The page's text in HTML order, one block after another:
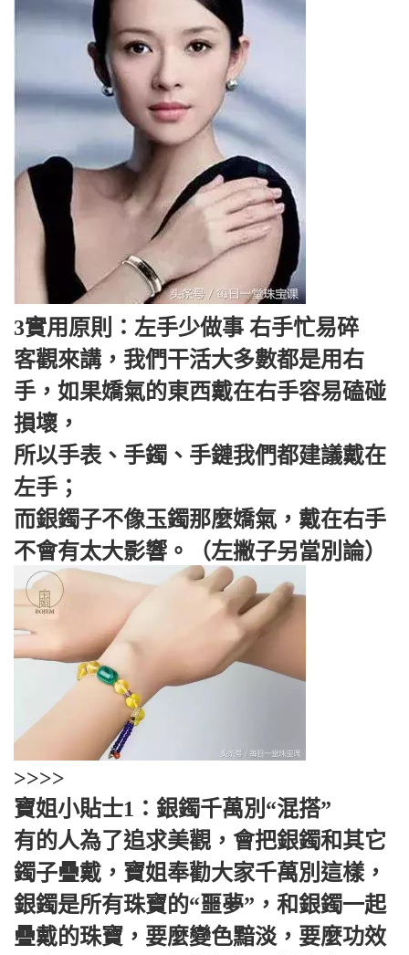
3實用原則：左手少做事 右手忙易碎
客觀來講，我們干活大多數都是用右
手，如果嬌氣的東西戴在右手容易磕碰
損壞，
所以手表、手鐲、手鏈我們都建議戴在
左手；
而銀鐲子不像玉鐲那麼嬌氣，戴在右手
不會有太大影響。（左撇子另當別論）
>>>>
寶姐小貼士1：銀鐲千萬別“混搭”
有的人為了追求美觀，會把銀鐲和其它
鐲子疊戴，寶姐奉勸大家千萬別這樣，
銀鐲是所有珠寶的“噩夢”，和銀鐲一起
疊戴的珠寶，要麼變色黯淡，要麼功效